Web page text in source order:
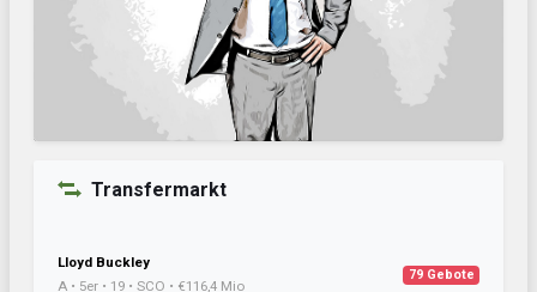
Transfermarkt
Lloyd Buckley
A • 5er • 19 • SCO • €116,4 Mio
79 Gebote